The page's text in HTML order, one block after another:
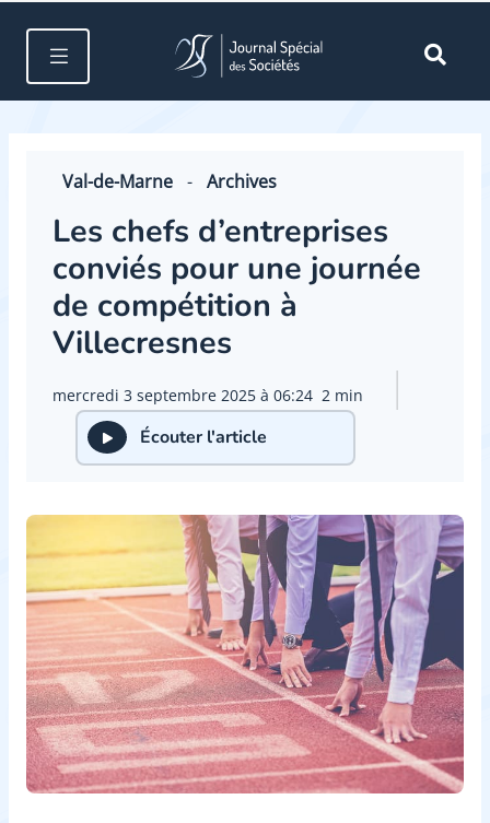
Val-de-Marne - Archives
Les chefs d’entreprises
conviés pour une journée
de compétition à
Villecresnes
mercredi 3 septembre 2025 à 06:24 2 min
Écouter l'article